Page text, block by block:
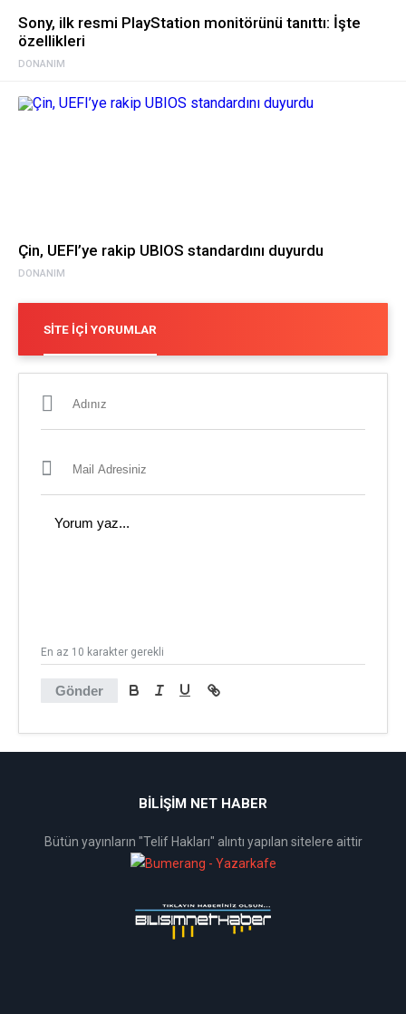
DONANIM
Sony, ilk resmi PlayStation monitörünü tanıttı: İşte
özellikleri
DONANIM
Çin, UEFI’ye rakip UBIOS standardını duyurdu
SITE İÇI YORUMLAR
Gönder
En az 10 karakter gerekli
BİLİŞİM NET HABER
Bütün yayınların "Telif Hakları" alıntı yapılan sitelere aittir